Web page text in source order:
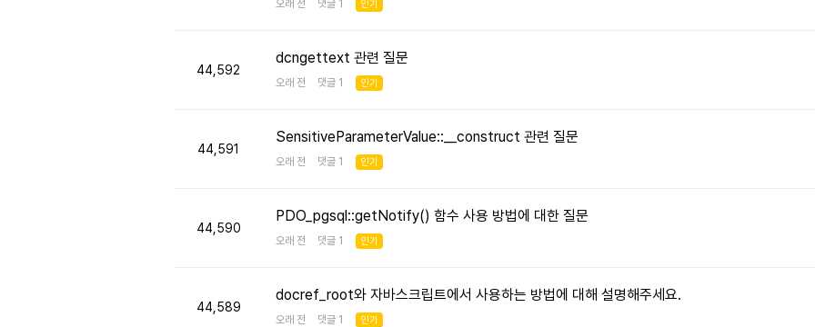
오래 전 댓글 1 인기
44,592
dcngettext 관련 질문
오래 전 댓글 1 인기
44,591
SensitiveParameterValue::__construct 관련 질문
오래 전 댓글 1 인기
44,590
PDO_pgsql::getNotify() 함수 사용 방법에 대한 질문
오래 전 댓글 1 인기
44,589
docref_root와 자바스크립트에서 사용하는 방법에 대해 설명해주세요.
오래 전 댓글 1 인기